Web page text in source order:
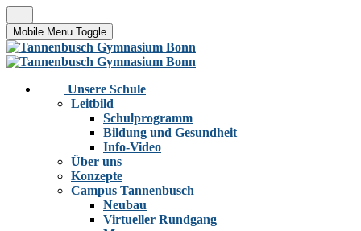
Mobile Menu Toggle
Unsere Schule
Leitbild
Schulprogramm
Bildung und Gesundheit
Info-Video
Über uns
Konzepte
Campus Tannenbusch
Neubau
Virtueller Rundgang